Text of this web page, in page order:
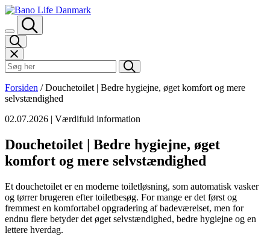
Spring til indhold
Søk i Bano Life
Forsiden /Douchetoilet | Bedre hygiejne, øget komfort og mere
selvstændighed
02.07.2026 | Værdifuld information
Douchetoilet | Bedre hygiejne, øget
komfort og mere selvstændighed
Et douchetoilet er en moderne toiletløsning, som automatisk vasker
og tørrer brugeren efter toiletbesøg. For mange er det først og
fremmest en komfortabel opgradering af badeværelset, men for
endnu flere betyder det øget selvstændighed, bedre hygiejne og en
lettere hverdag.